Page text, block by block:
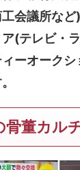
会議所な
(テレビ・
ーオーク
骨董カル